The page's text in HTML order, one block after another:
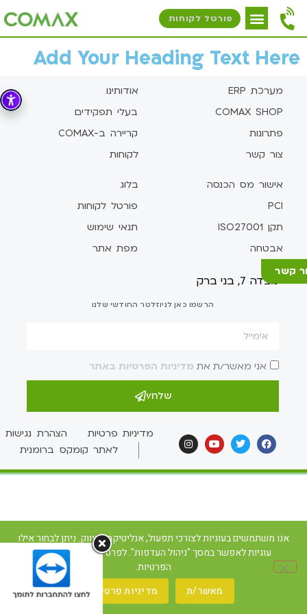
פורטל לקוחות
קשר
Add Your Heading Text Here
מערכת ERP
COMAX SHOP
פתרונות
צור קשר
אודותינו
בעלי תפקידים
קריירה ב-COMAX
לקוחות
אישור מס הכנסה
PCI
תקן ISO27001
אבטחה
בלוג
פורטל לקוחות
תנאי שימוש
מפת אתר
מצדה 7, בני ברק
הרשמו כאן לניוזלטר החודשי שלנו
אני מאשר/ת את מדיניות הפרטיות באתר
שלח/י
מדיניות פרטיות
הצהרת נגישות
לאתר קומקס ברומנית
אנו משתמשים בעוגיות לצורכי תפעול, אנליטיקה ושיווק. ניתן לבחור אילו
עוגיות לאפשר במסך "ניהול העדפות". לפרטים ראו את מדיניות
הפרטיות.
מאשר/ת
מדיניות פרטיות